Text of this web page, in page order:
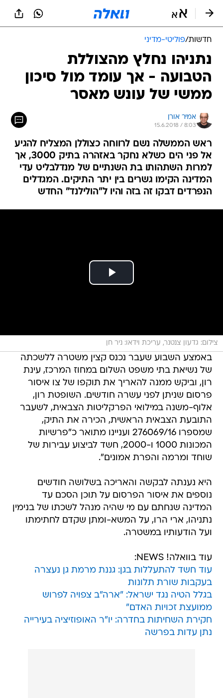
חדשות/פוליטי-מדיני
נתניהו נחלץ מהצוללת
הטבועה - אך עומד מול סיכון
ממשי של עונש מאסר
אמיר אורן
15.6.2018 / 8:03
ראש הממשלה נשם לרווחה כצוללן המצליח להגיע
אל פני הים כשלא נחקר באזהרה בתיק 3000, אך
למרות השתהותו בת השנתיים של מנדלבליט עדי
המדינה הקימו גשרים בין יתר התיקים. המגדלים
הנפרדים דבקו זה בזה והיו ל"הולילנד" החדש
צילום: גדעון צנטנר, עריכת וידאו: ניר חן
באמצע השבוע שעבר נכנס קצין משטרה ללשכתה
של נשיאת בתי משפט השלום במחוז המרכז, עינת
רון, וביקש ממנה להאריך את תוקפו של צו איסור
פרסום שניתן לפני עשרה חודשים. השופטת רון,
אלוף-משנה במילואי הפרקליטות הצבאית, לשעבר
התובעת הצבאית הראשית, הכירה את התיק,
שמספרו 276069/16 ועניינו מתואר כ"פרשיות
המכונות 1000 ו-2000, חשד לביצוע עבירות של
שוחד ומרמה והפרת אמונים".
היא נענתה לבקשה והאריכה בשלושה חודשים
נוספים את איסור הפרסום על תוכן הסכם עד
המדינה שנחתם עם מי שהיה מנהל לשכתו של בנימין
נתניהו, ארי הרו, על המשא-ומתן שקדם לחתימתו
ועל הודעותיו במשטרה.
עוד בוואלה! NEWS:
עוד חשד להתעללות בגן: גננת מרמת גן נעצרה
בעקבות שורת תלונות
בגלל הטיה נגד ישראל: "ארה"ב צפויה לפרוש
ממועצת זכויות האדם"
חקירת השחיתות בחדרה: יו"ר האופוזיציה בעירייה
נתן עדות בפרשה